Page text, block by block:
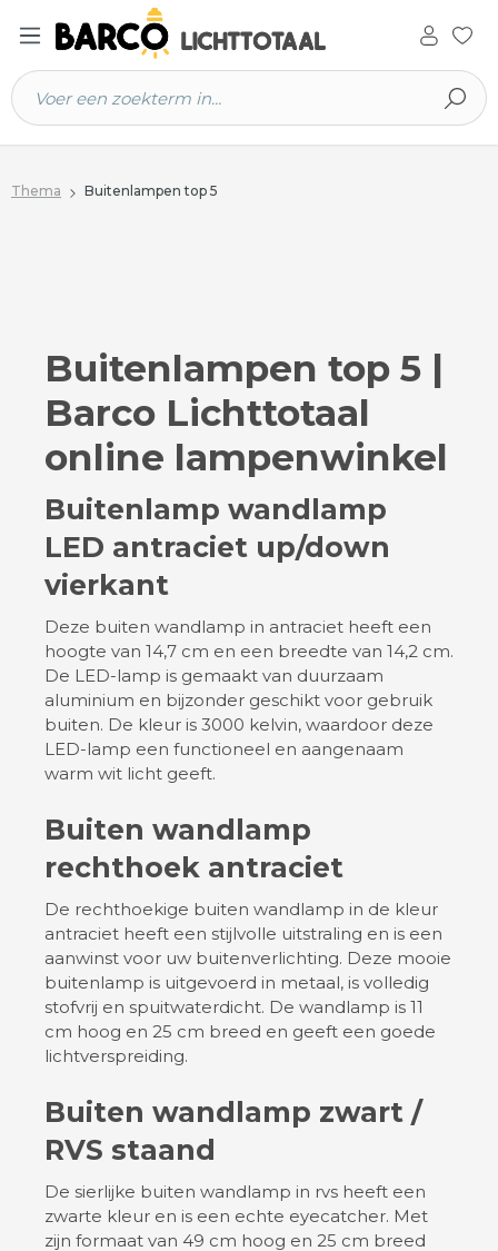
hoofdinhoud
Thema Buitenlampen top 5
Buitenlampen top 5 |
Barco Lichttotaal
online lampenwinkel
Buitenlamp wandlamp
LED antraciet up/down
vierkant
Deze buiten wandlamp in antraciet heeft een
hoogte van 14,7 cm en een breedte van 14,2 cm.
De LED-lamp is gemaakt van duurzaam
aluminium en bijzonder geschikt voor gebruik
buiten. De kleur is 3000 kelvin, waardoor deze
LED-lamp een functioneel en aangenaam
warm wit licht geeft.
Buiten wandlamp
rechthoek antraciet
De rechthoekige buiten wandlamp in de kleur
antraciet heeft een stijlvolle uitstraling en is een
aanwinst voor uw buitenverlichting. Deze mooie
buitenlamp is uitgevoerd in metaal, is volledig
stofvrij en spuitwaterdicht. De wandlamp is 11
cm hoog en 25 cm breed en geeft een goede
lichtverspreiding.
Buiten wandlamp zwart /
RVS staand
De sierlijke buiten wandlamp in rvs heeft een
zwarte kleur en is een echte eyecatcher. Met
zijn formaat van 49 cm hoog en 25 cm breed